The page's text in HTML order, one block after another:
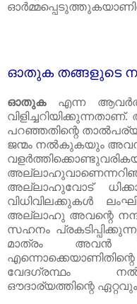
ഓതുക തങ്ങളുടെ
ഓതുക
എന്ന
പറഞ്ഞതിന്റെ
ജന്മം നൽകുകയും
അല്ലാഹുവോട്‌
വിധിവിലക്കുകൾ
അല്ലാഹു അവന്റെ
സഹനം
മാത്രം അവൻ
വേദഗ്രന്ഥം
ഔദാര്യത്തിന്റെ